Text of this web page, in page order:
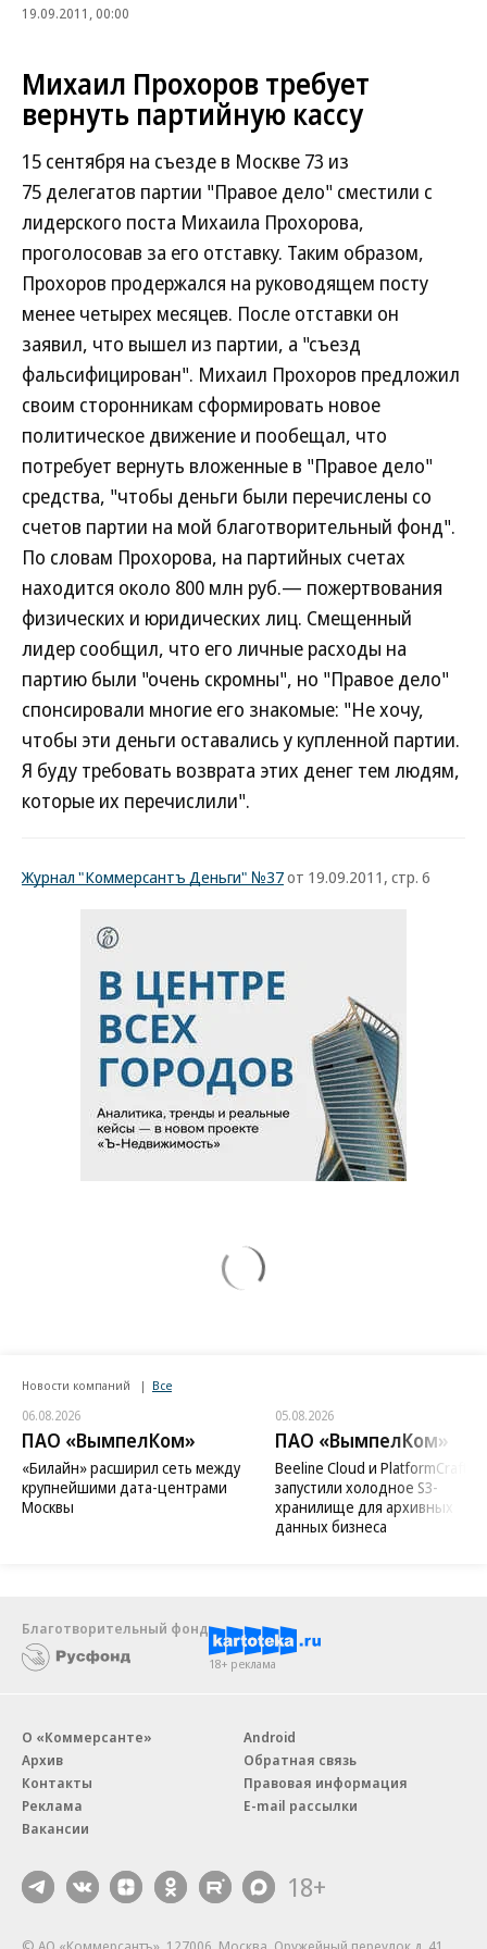
19.09.2011, 00:00
Михаил Прохоров требует
вернуть партийную кассу
15 сентября на съезде в Москве 73 из
75 делегатов партии "Правое дело" сместили с
лидерского поста Михаила Прохорова,
проголосовав за его отставку. Таким образом,
Прохоров продержался на руководящем посту
менее четырех месяцев. После отставки он
заявил, что вышел из партии, а "съезд
фальсифицирован". Михаил Прохоров предложил
своим сторонникам сформировать новое
политическое движение и пообещал, что
потребует вернуть вложенные в "Правое дело"
средства, "чтобы деньги были перечислены со
счетов партии на мой благотворительный фонд".
По словам Прохорова, на партийных счетах
находится около 800 млн руб.— пожертвования
физических и юридических лиц. Смещенный
лидер сообщил, что его личные расходы на
партию были "очень скромны", но "Правое дело"
спонсировали многие его знакомые: "Не хочу,
чтобы эти деньги оставались у купленной партии.
Я буду требовать возврата этих денег тем людям,
которые их перечислили".
Журнал "Коммерсантъ Деньги" №37от 19.09.2011, стр. 6
Новости компаний Все
06.08.2026
ПАО «ВымпелКом»
«Билайн» расширил сеть между
крупнейшими дата-центрами
Москвы
05.08.2026
ПАО «ВымпелКом»
Beeline Cloud и PlatformCraft
запустили холодное S3-
хранилище для архивных
данных бизнеса
Благотворительный фонд
18+ реклама
О «Коммерсанте»
Архив
Контакты
Реклама
Вакансии
Android
Обратная связь
Правовая информация
E-mail рассылки
18+